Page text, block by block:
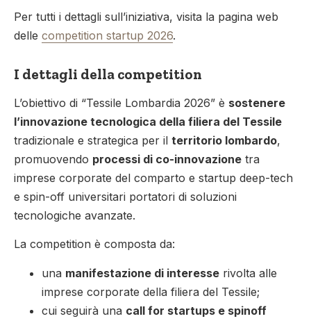
Per tutti i dettagli sull’iniziativa, visita la pagina web
delle competition startup 2026.
I dettagli della competition
L’obiettivo di “Tessile Lombardia 2026” è sostenere
l’innovazione tecnologica della filiera del Tessile
tradizionale e strategica per il territorio lombardo,
promuovendo processi di co-innovazione tra
imprese corporate del comparto e startup deep-tech
e spin-off universitari portatori di soluzioni
tecnologiche avanzate.
La competition è composta da:
una manifestazione di interesse rivolta alle
imprese corporate della filiera del Tessile;
cui seguirà una call for startups e spinoff